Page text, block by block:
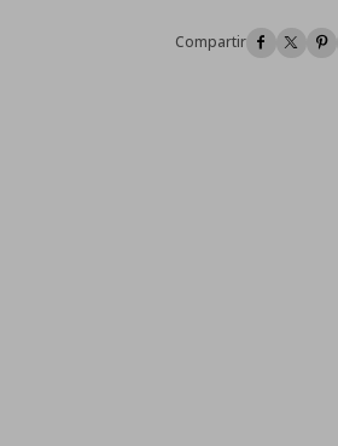
  